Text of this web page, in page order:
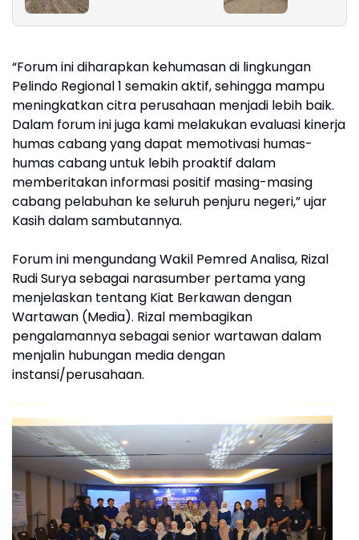
Pertumbuhan
“Forum ini diharapkan kehumasan di lingkungan
Pelindo Regional 1 semakin aktif, sehingga mampu
meningkatkan citra perusahaan menjadi lebih baik.
Dalam forum ini juga kami melakukan evaluasi kinerja
humas cabang yang dapat memotivasi humas-
humas cabang untuk lebih proaktif dalam
memberitakan informasi positif masing-masing
cabang pelabuhan ke seluruh penjuru negeri,” ujar
Kasih dalam sambutannya.
Forum ini mengundang Wakil Pemred Analisa, Rizal
Rudi Surya sebagai narasumber pertama yang
menjelaskan tentang Kiat Berkawan dengan
Wartawan (Media). Rizal membagikan
pengalamannya sebagai senior wartawan dalam
menjalin hubungan media dengan
instansi/perusahaan.